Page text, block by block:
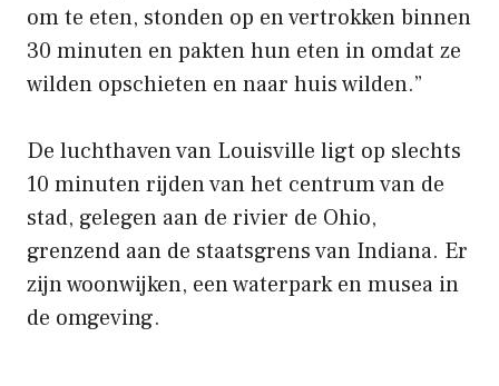
om te eten, stonden op en vertrokken binnen
30 minuten en pakten hun eten in omdat ze
wilden opschieten en naar huis wilden.”
De luchthaven van Louisville ligt op slechts
10 minuten rijden van het centrum van de
stad, gelegen aan de rivier de Ohio,
grenzend aan de staatsgrens van Indiana. Er
zijn woonwijken, een waterpark en musea in
de omgeving.